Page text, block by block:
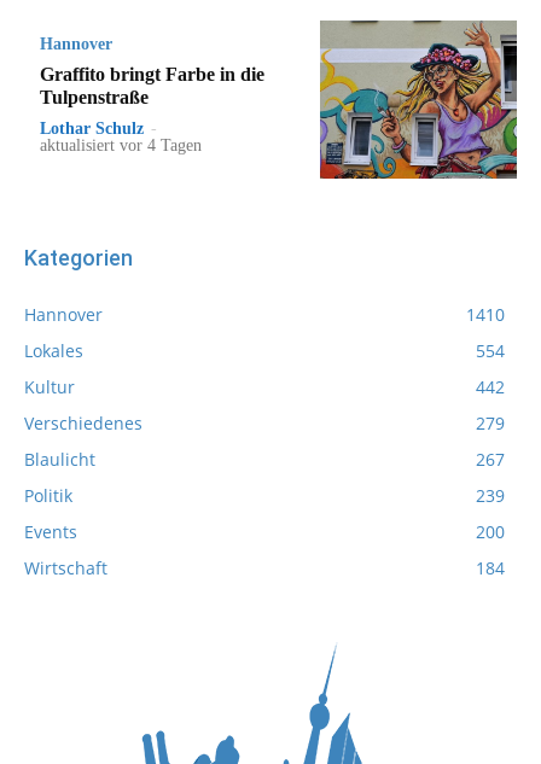
Hannover
Graffito bringt Farbe in die
Tulpenstraße
Lothar Schulz -
aktualisiert vor 4 Tagen
Kategorien
Hannover
1410
Lokales
554
Kultur
442
Verschiedenes
279
Blaulicht
267
Politik
239
Events
200
Wirtschaft
184